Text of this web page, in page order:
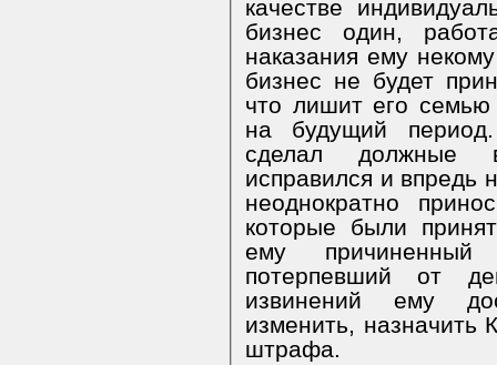
качестве
бизнес один,
наказания ему
бизнес не будет
что лишит его семью
на будущий
сделал должные
исправился и впредь
неоднократно
которые были
ему
потерпевший от
извинений ему
изменить, назначить
штрафа.